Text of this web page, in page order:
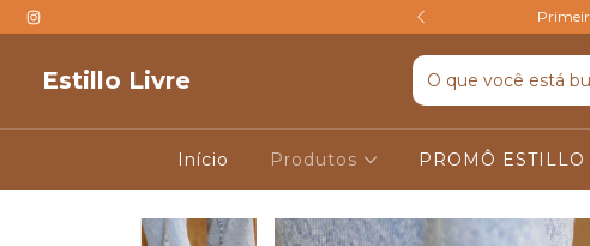
ACIMA DE R$599
Estillo Livre
Início Produtos PROMÔ ESTILLO